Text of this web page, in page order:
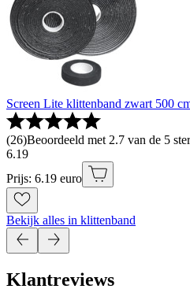
Screen Lite klittenband zwart 500
(26)Beoordeeld met 2.7 van de 5
6.19
Prijs: 6.19 euro
Bekijk alles in klittenband
Klantreviews